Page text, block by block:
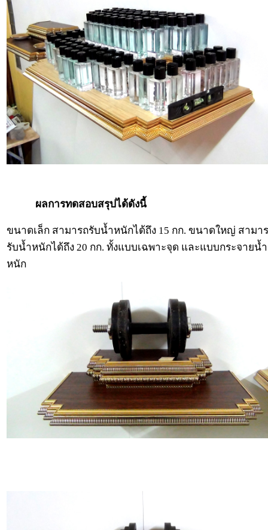
ผลการทดสอบสรุปได้ดังนี้
ขนาดเล็ก สามารถรับน้ำหนักได้ถึง 15 กก. ขนาดใหญ่ สามา
รับน้ำหนักได้ถึง 20 กก. ทั้งแบบเฉพาะจุด และแบบกระจายน้ำ
หนัก